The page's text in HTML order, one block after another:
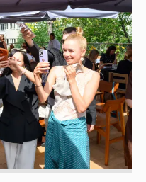
Женя Малахова,
гости
и ритма»: